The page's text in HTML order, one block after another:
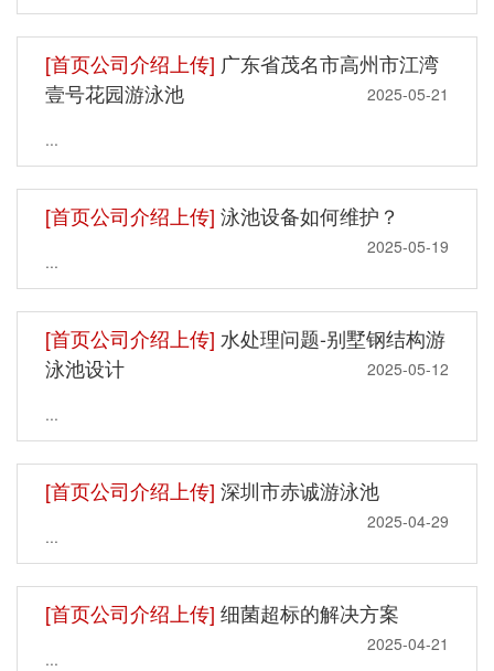
[首页公司介绍上传] 广东省茂名市高州市江湾
壹号花园游泳池
2025-05-21
...
[首页公司介绍上传] 泳池设备如何维护？
2025-05-19
...
[首页公司介绍上传] 水处理问题-别墅钢结构游
泳池设计
2025-05-12
...
[首页公司介绍上传] 深圳市赤诚游泳池
2025-04-29
...
[首页公司介绍上传] 细菌超标的解决方案
2025-04-21
...